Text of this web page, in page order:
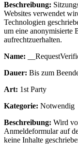
Beschreibung:
Websites verwendet
Technologien
um eine anonymisierte
aufrechtzuerhalten.
Name:
Dauer: Bis zum
Art: 1st Party
Kategorie: Notwendig
Beschreibung: Wird
Anmeldeformular auf
keine Inhalte